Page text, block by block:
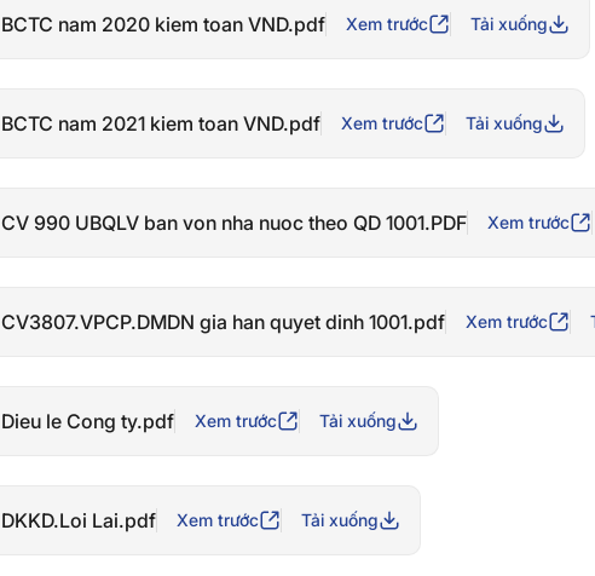
BCTC nam 2020 kiem toan VND.pdf Xem trước Tải xuống
BCTC nam 2021 kiem toan VND.pdf Xem trước Tải xuống
CV 990 UBQLV ban von nha nuoc theo QD 1001.PDF Xem trước
CV3807.VPCP.DMDN gia han quyet dinh 1001.pdf Xem trước
Dieu le Cong ty.pdf Xem trước Tải xuống
DKKD.Loi Lai.pdf Xem trước Tải xuống